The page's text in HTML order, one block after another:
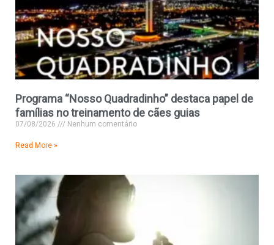
Programa “Nosso Quadradinho” destaca papel de
famílias no treinamento de cães guias
07/08/2026 Nenhum comentário
Read More »